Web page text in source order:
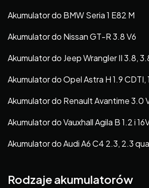
Akumulator do BMW Seria 1 E82 M
Akumulator do Nissan GT-R 3.8 V6
Akumulator do Jeep Wrangler II 3.8,
Akumulator do Opel Astra H 1.9 CDTI,
Akumulator do Renault Avantime 3.0
Akumulator do Vauxhall Agila B 1.2 i
Akumulator do Audi A6 C4 2.3, 2.3
Rodzaje akumulatorów